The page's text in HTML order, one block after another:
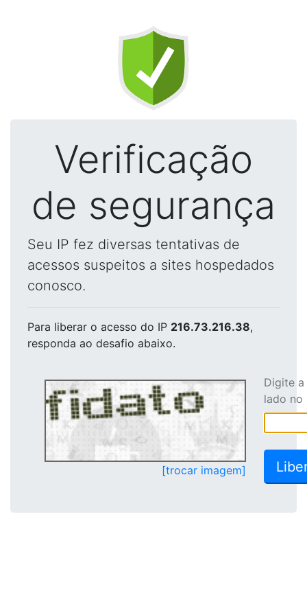
Verificação
de segurança
Seu IP fez diversas tentativas de
acessos suspeitos a sites hospedados
conosco.
Para liberar o acesso do IP 216.73.216.38,
responda ao desafio abaixo.
[trocar imagem]
Digite
lado no